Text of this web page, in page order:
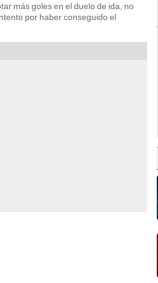
más goles en el duelo de ida, no
por haber conseguido el